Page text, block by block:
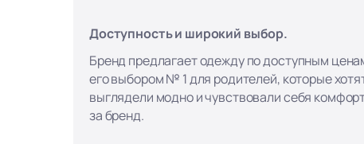
Доступность и широкий выбор.
Бренд предлагает одежду по доступным
его выбором № 1 для родителей, которые
выглядели модно и чувствовали себя
за бренд.